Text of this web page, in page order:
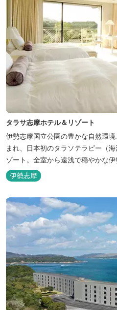
タラサ志摩ホテル＆リゾート
伊勢志摩国立公園の豊かな自然環
まれ、日本初のタラソテラピー（
ゾート。全室から遠浅で穏やかな
ックスした滞在をお楽しみいただけ
らきれいな海水を引き込み、24時
ラソテラピーや、季節の海の幸を
能できます。
伊勢志摩